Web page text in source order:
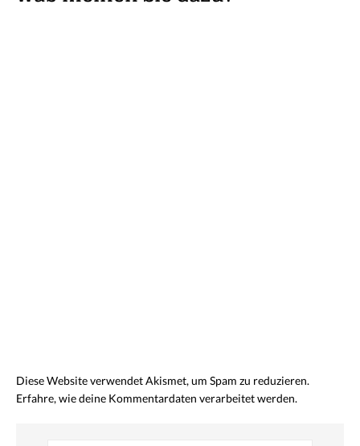
Diese Website verwendet Akismet, um Spam zu reduzieren.
Erfahre, wie deine Kommentardaten verarbeitet werden.